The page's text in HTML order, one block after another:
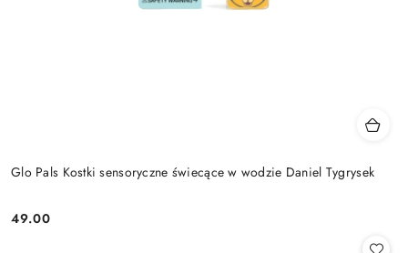
Glo Pals Kostki sensoryczne świecące w wodzie Daniel Tygrysek
Cena:
49.00